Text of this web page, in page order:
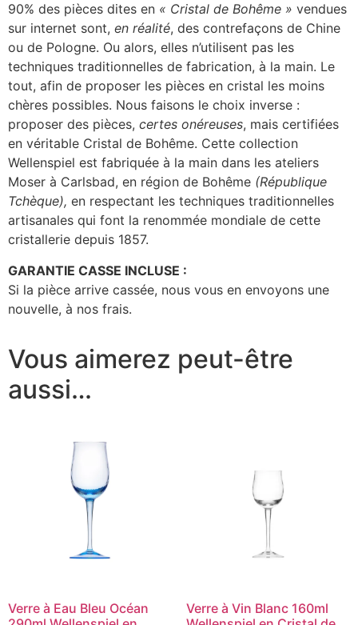
90% des pièces dites en « Cristal de Bohême » vendues
sur internet sont, en réalité, des contrefaçons de Chine
ou de Pologne. Ou alors, elles n’utilisent pas les
techniques traditionnelles de fabrication, à la main. Le
tout, afin de proposer les pièces en cristal les moins
chères possibles. Nous faisons le choix inverse :
proposer des pièces, certes onéreuses, mais certifiées
en véritable Cristal de Bohême. Cette collection
Wellenspiel est fabriquée à la main dans les ateliers
Moser à Carlsbad, en région de Bohême (République
Tchèque), en respectant les techniques traditionnelles
artisanales qui font la renommée mondiale de cette
cristallerie depuis 1857.
GARANTIE CASSE INCLUSE :
Si la pièce arrive cassée, nous vous en envoyons une
nouvelle, à nos frais.
Vous aimerez peut-être
aussi…
Verre à Eau Bleu Océan
Verre à Vin Blanc 160ml